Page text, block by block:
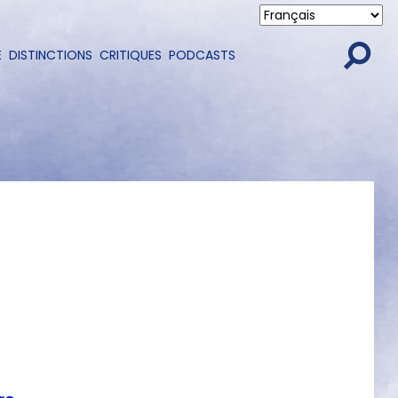
DISTINCTIONS CRITIQUES PODCASTS